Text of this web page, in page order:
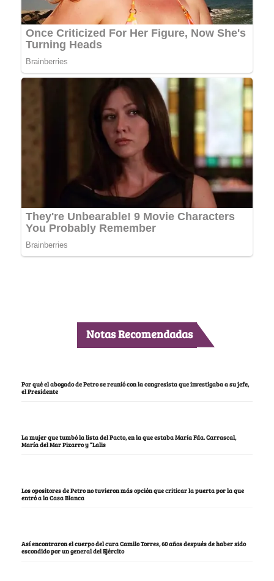
Notas Recomendadas
Por qué el abogado de Petro se reunió con la congresista que investigaba a su jefe,
el Presidente
La mujer que tumbó la lista del Pacto, en la que estaba María Fda. Carrascal,
María del Mar Pizarro y “Lalis
Los opositores de Petro no tuvieron más opción que criticar la puerta por la que
entró a la Casa Blanca
Así encontraron el cuerpo del cura Camilo Torres, 60 años después de haber sido
escondido por un general del Ejército